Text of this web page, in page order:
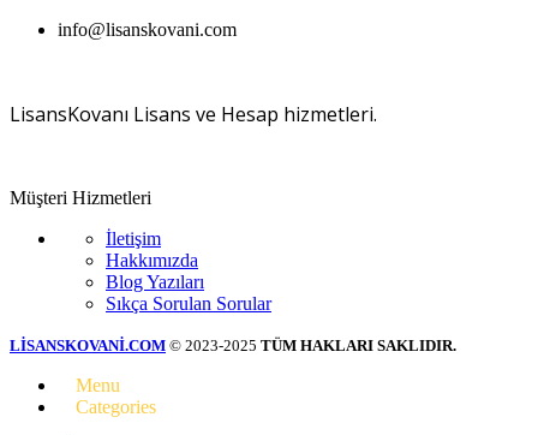
info@lisanskovani.com
LisansKovanı Lisans ve Hesap hizmetleri.
Müşteri Hizmetleri
İletişim
Hakkımızda
Blog Yazıları
Sıkça Sorulan Sorular
LİSANSKOVANİ.COM © 2023-2025 TÜM HAKLARI SAKLIDIR.
Menu
Categories